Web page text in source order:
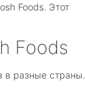
Foods. Этот
Foods
в разные страны.